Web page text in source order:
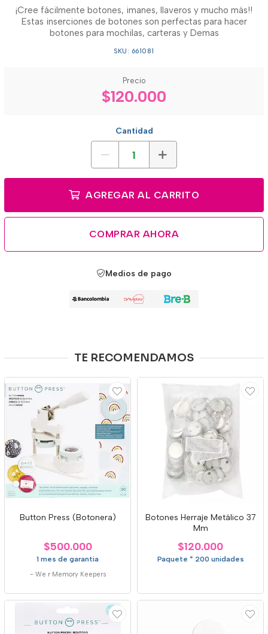
¡Cree fácilmente botones, imanes, llaveros y mucho más!!
Estas inserciones de botones son perfectas para hacer
botones para mochilas, carteras y Demas
SKU: 661081
Precio
$120.000
Cantidad
AGREGAR AL CARRITO
COMPRAR AHORA
Medios de pago
TE RECOMENDAMOS
Button Press (Botonera)
$500.000
1 mes de garantia
- We r Memory Keepers
Botones Herraje Metálico 37
Mm
$120.000
Paquete * 200 unidades